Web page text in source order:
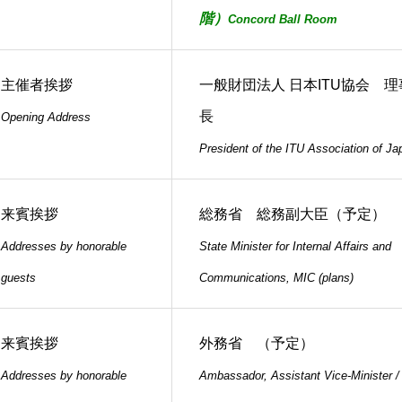
階） Concord Ball Room
主催者挨拶
Opening Address
一般財団法人 日本ITU協会 理
長
President of the ITU Association of
来賓挨拶
Addresses by honorable
guests
総務省 総務副大臣（予定）
State Minister for Internal Affairs and
Communications, MIC (plans)
来賓挨拶
Addresses by honorable
外務省 （予定）
Ambassador, Assistant Vice-Minister /